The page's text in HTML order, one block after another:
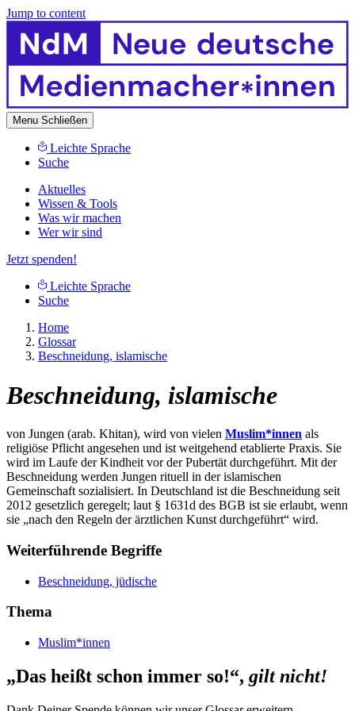
Jump to content
Menu Schließen
Leichte Sprache
Suche
Aktuelles
Wissen & Tools
Was wir machen
Wer wir sind
Jetzt spenden!
Leichte Sprache
Suche
Home
Glossar
Beschneidung, islamische
Beschneidung, islamische
von Jungen (arab. Khitan), wird von vielen Muslim*innen als
religiöse Pflicht angesehen und ist weitgehend etablierte Praxis. Sie
wird im Laufe der Kindheit vor der Pubertät durchgeführt. Mit der
Beschneidung werden Jungen rituell in der islamischen
Gemeinschaft sozialisiert. In Deutschland ist die Beschneidung seit
2012 gesetzlich geregelt; laut § 1631d des BGB ist sie erlaubt, wenn
sie „nach den Regeln der ärztlichen Kunst durchgeführt“ wird.
Weiterführende Begriffe
Beschneidung, jüdische
Thema
Muslim*innen
„Das heißt schon immer so!“, gilt nicht!